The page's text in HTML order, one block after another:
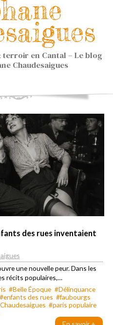
en Cantal – Le blog
Chaudesaigues
des rues inventaient
une nouvelle peur. Dans les
récits populaires,…
#Belle Époque #Délinquance
#enfants des rues #faubourgs
#paris populaire